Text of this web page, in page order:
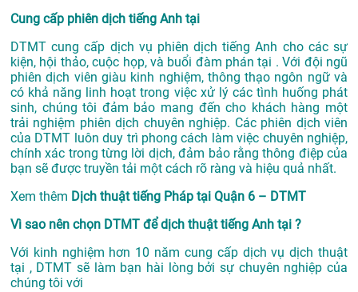
Cung cấp phiên dịch tiếng Anh tại
DTMT cung cấp dịch vụ phiên dịch tiếng Anh cho các sự
kiện, hội thảo, cuộc họp, và buổi đàm phán tại . Với đội ngũ
phiên dịch viên giàu kinh nghiệm, thông thạo ngôn ngữ và
có khả năng linh hoạt trong việc xử lý các tình huống phát
sinh, chúng tôi đảm bảo mang đến cho khách hàng một
trải nghiệm phiên dịch chuyên nghiệp. Các phiên dịch viên
của DTMT luôn duy trì phong cách làm việc chuyên nghiệp,
chính xác trong từng lời dịch, đảm bảo rằng thông điệp của
bạn sẽ được truyền tải một cách rõ ràng và hiệu quả nhất.
Xem thêm Dịch thuật tiếng Pháp tại Quận 6 – DTMT
Vì sao nên chọn DTMT để dịch thuật tiếng Anh tại ?
Với kinh nghiệm hơn 10 năm cung cấp dịch vụdịch thuật
tại , DTMT sẽ làm bạn hài lòng bởi sự chuyên nghiệp của
chúng tôi với